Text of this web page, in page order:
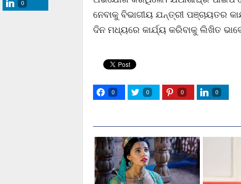
ନେବାକୁ ବିଭାଗୀୟ ଯନ୍ତ୍ରୀ ପଞ୍ଚାୟତର
ଦିନ ମଧ୍ୟରେ କାର୍ଯ୍ୟ କରିବାକୁ ଲିଖିତ
0 0 0 0
0